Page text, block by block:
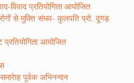
विवाद प्रतियोगिता आयोजित
से मुक्ति संभव- कुलपति प्रो. दूगड़
प्रतियोगिता आयोजित
पूर्वक अभिनन्दन